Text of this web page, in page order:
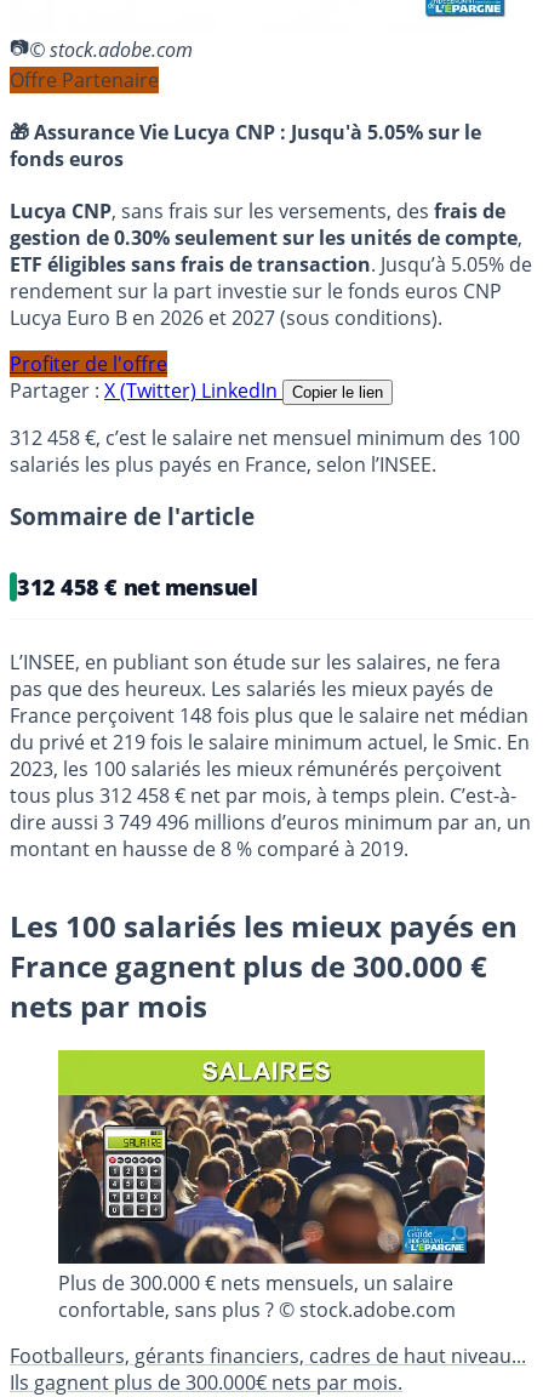
© stock.adobe.com
Offre Partenaire
🎁 Assurance Vie Lucya CNP : Jusqu'à 5.05% sur le
fonds euros
Lucya CNP, sans frais sur les versements, des frais de
gestion de 0.30% seulement sur les unités de compte,
ETF éligibles sans frais de transaction. Jusqu’à 5.05% de
rendement sur la part investie sur le fonds euros CNP
Lucya Euro B en 2026 et 2027 (sous conditions).
Profiter de l'offre
Partager : X (Twitter) LinkedIn Copier le lien
312 458 €, c’est le salaire net mensuel minimum des 100
salariés les plus payés en France, selon l’INSEE.
Sommaire de l'article
312 458 € net mensuel
L’INSEE, en publiant son étude sur les salaires, ne fera
pas que des heureux. Les salariés les mieux payés de
France perçoivent 148 fois plus que le salaire net médian
du privé et 219 fois le salaire minimum actuel, le Smic. En
2023, les 100 salariés les mieux rémunérés perçoivent
tous plus 312 458 € net par mois, à temps plein. C’est-à-
dire aussi 3 749 496 millions d’euros minimum par an, un
montant en hausse de 8 % comparé à 2019.
Les 100 salariés les mieux payés en
France gagnent plus de 300.000 €
nets par mois
Plus de 300.000 € nets mensuels, un salaire
confortable, sans plus ? © stock.adobe.com
Footballeurs, gérants financiers, cadres de haut niveau...
Ils gagnent plus de 300.000€ nets par mois.